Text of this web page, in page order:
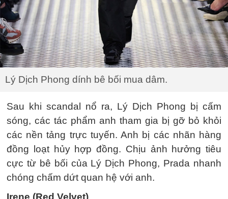
Lý Dịch Phong dính bê bối mua dâm.
Sau khi scandal nổ ra, Lý Dịch Phong bị cấm
sóng, các tác phẩm anh tham gia bị gỡ bỏ khỏi
các nền tảng trực tuyến. Anh bị các nhãn hàng
đồng loạt hủy hợp đồng. Chịu ảnh hưởng tiêu
cực từ bê bối của Lý Dịch Phong, Prada nhanh
chóng chấm dứt quan hệ với anh.
Irene (Red Velvet)